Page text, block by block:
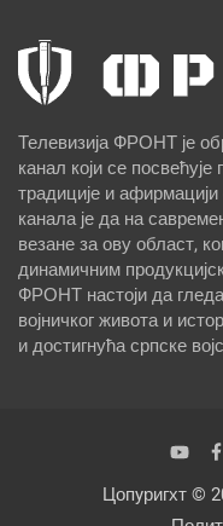
Телевизија ФРОНТ је
канал који се
традиције и
канала је да на
везане за ову област,
динамичним
ФРОНТ настоји да
војничког живота и
и достигнућа српске
Цопyригхт ©